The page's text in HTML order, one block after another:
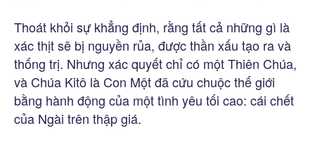
Thoát khỏi sự khẳng định, rằng tất cả những gì là
xác thịt sẽ bị nguyền rủa, được thần xấu tạo ra và
thống trị. Nhưng xác quyết chỉ có một Thiên Chúa,
và Chúa Kitô là Con Một đã cứu chuộc thế giới
bằng hành động của một tình yêu tối cao: cái chết
của Ngài trên thập giá.